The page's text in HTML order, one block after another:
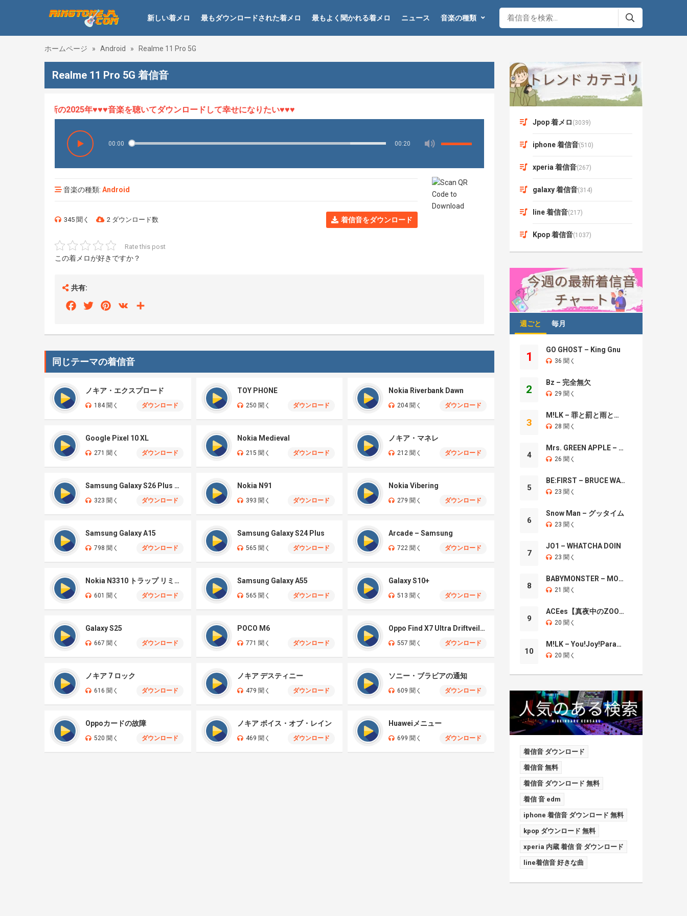
新しい着メロ 最もダウンロードされた着メロ 最もよく聞かれる着メロ ニュース 音楽の種類
ホームページ » Android » Realme 11 Pro 5G
Realme 11 Pro 5G 着信音
、最新の2025年♥♥♥音楽を聴いてダウンロードして幸せになりたい♥♥♥
00:00 00:20
音楽の種類: Android
345 聞く 2 ダウンロード数 着信音をダウンロード
Rate this post
この着メロが好きですか？
共有:
FacebookTwitterPinterest
VK
同じテーマの着信音
ノキア・エクスプロード
184 聞く ダウンロード
TOY PHONE
250 聞く ダウンロード
Nokia Riverbank Dawn
204 聞く ダウンロード
Google Pixel 10 XL
271 聞く ダウンロード
Nokia Medieval
215 聞く ダウンロード
ノキア・マネレ
212 聞く ダウンロード
Samsung Galaxy S26 Plus オリジナル
323 聞く ダウンロード
Nokia N91
393 聞く ダウンロード
Nokia Vibering
279 聞く ダウンロード
Samsung Galaxy A15
798 聞く ダウンロード
Samsung Galaxy S24 Plus
565 聞く ダウンロード
Arcade – Samsung
722 聞く ダウンロード
Nokia N3310 トラップ リミックス
601 聞く ダウンロード
Samsung Galaxy A55
565 聞く ダウンロード
Galaxy S10+
513 聞く ダウンロード
Galaxy S25
667 聞く ダウンロード
POCO M6
771 聞く ダウンロード
Oppo Find X7 Ultra Driftveil Dancing
557 聞く ダウンロード
ノキア 7 ロック
616 聞く ダウンロード
ノキア デスティニー
479 聞く ダウンロード
ソニー・ブラビアの通知
609 聞く ダウンロード
Oppoカードの故障
520 聞く ダウンロード
ノキア ボイス・オブ・レイン
469 聞く ダウンロード
Huaweiメニュー
699 聞く ダウンロード
Jpop 着メロ (3039)
iphone 着信音(510)
xperia 着信音(267)
galaxy 着信音(314)
line 着信音(217)
Kpop 着信音(1037)
週ごと 毎月
1
GO GHOST – King Gnu
36 聞く
2
Bz – 完全無欠
29 聞く
3
M!LK – 罪と罰と雨とキス
28 聞く
4
Mrs. GREEN APPLE – Brand New
26 聞く
5
BE:FIRST – BRUCE WAYNE
23 聞く
6
Snow Man – グッタイム
23 聞く
7
JO1 – WHATCHA DOIN
23 聞く
8
BABYMONSTER – MOON
21 聞く
9
ACEes【真夜中のZOO】
20 聞く
10
M!LK – You!Joy!Parade!
20 聞く
着信音 ダウンロード
着信音 無料
着信音 ダウンロード 無料
着信 音 edm
iphone 着信音 ダウンロード 無料
kpop ダウンロード 無料
xperia 内蔵 着信 音 ダウンロード
line着信音 好きな曲